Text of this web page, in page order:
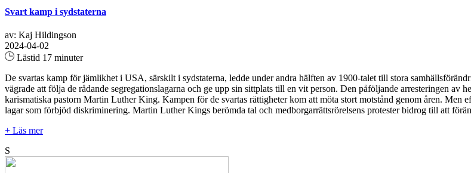
Svart kamp i sydstaterna
av: Kaj Hildingson
2024-04-02
Lästid 17 minuter
De svartas kamp för jämlikhet i USA, särskilt i sydstaterna, ledde under andra hälften av 1900-talet till stora
vägrade att följa de rådande segregationslagarna och ge upp sin sittplats till en vit person. Den påföljande arresteringen av
karismatiska pastorn Martin Luther King. Kampen för de svartas rättigheter kom att möta stort motstånd genom åren. Men
lagar som förbjöd diskriminering. Martin Luther Kings berömda tal och medborgarrättsrörelsens protester bidrog till att
+ Läs mer
S